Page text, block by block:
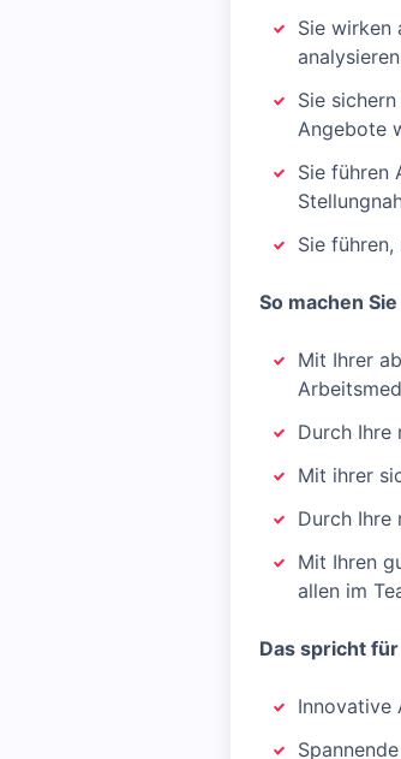
Sie wirken
Sie
Angebote
Sie führen
Sie
So machen
Mit Ihrer
Durch Ihre
Mit ihrer
Durch Ihre
Mit Ihren
allen im
Das spricht
Innovative